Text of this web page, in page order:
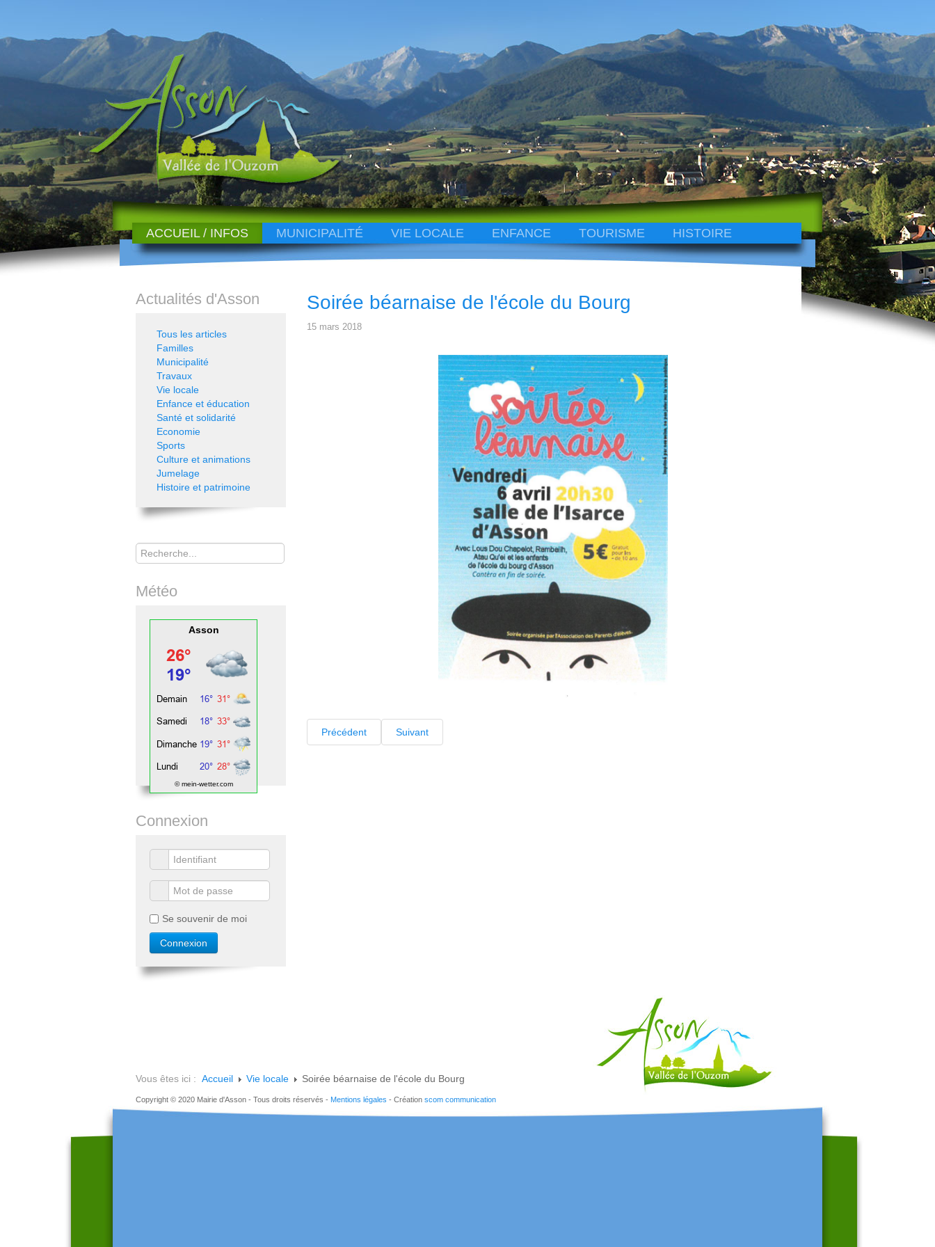
ACCUEIL / INFOS MUNICIPALITÉ VIE LOCALE ENFANCE TOURISME HISTOIRE
Soirée béarnaise de l'école du Bourg
15 mars 2018
Précédent Suivant
Actualités d'Asson
Tous les articles
Familles
Municipalité
Travaux
Vie locale
Enfance et éducation
Santé et solidarité
Economie
Sports
Culture et animations
Jumelage
Histoire et patrimoine
Rechercher
Météo
Asson
© mein-wetter.com
Connexion
Se souvenir de moi
Vous êtes ici : Accueil Vie locale Soirée béarnaise de l'école du Bourg
Copyright © 2020 Mairie d'Asson - Tous droits réservés - Mentions légales - Création scom communication